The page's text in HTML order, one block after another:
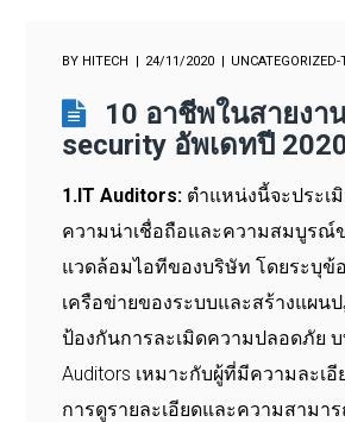
BY HITECH 24/11/2020 UNCATEGORIZED-
10 อาชีพในสายงา
security อัพเดทปี
1.IT Auditors: ตำแหน่งนี้จะประเ
ความน่าเชื่อถือและความสมบูรณ์
แวดล้อมไอทีของบริษัท โดยระบุข้
เครือข่ายของระบบและสร้างแผน
ป้องกันการละเมิดความปลอดภัย
Auditors เหมาะกับผู้ที่มีความละเ
การดูรายละเอียดและความสามา